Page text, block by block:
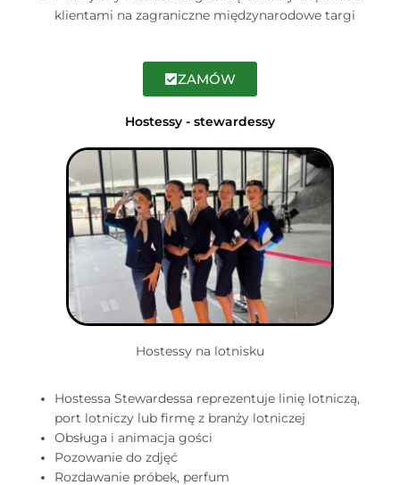
klientami na zagraniczne międzynarodowe targi
ZAMÓW
Hostessy - stewardessy
Hostessy na lotnisku
Hostessa Stewardessa reprezentuje linię lotniczą,
port lotniczy lub firmę z branży lotniczej
Obsługa i animacja gości
Pozowanie do zdjęć
Rozdawanie próbek, perfum